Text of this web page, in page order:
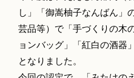
し」「御嵩柚子なんばん」
芸品等）で「手づくりの木
ョンバッグ」「紅白の酒器
となりました。